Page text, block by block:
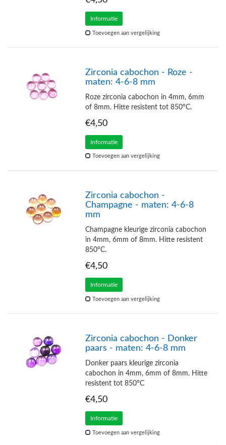
Informatie
Toevoegen aan vergelijking
Zirconia cabochon - Roze -
maten: 4-6-8 mm
Roze zirconia cabochon in 4mm, 6mm
of 8mm. Hitte resistent tot 850°C.
€4,50
Informatie
Toevoegen aan vergelijking
Zirconia cabochon -
Champagne - maten: 4-6-8
mm
Champagne kleurige zirconia cabochon
in 4mm, 6mm of 8mm. Hitte resistent
850°C.
€4,50
Informatie
Toevoegen aan vergelijking
Zirconia cabochon - Donker
paars - maten: 4-6-8 mm
Donker paars kleurige zirconia
cabochon in 4mm, 6mm of 8mm. Hitte
resistent tot 850°C
€4,50
Informatie
Toevoegen aan vergelijking